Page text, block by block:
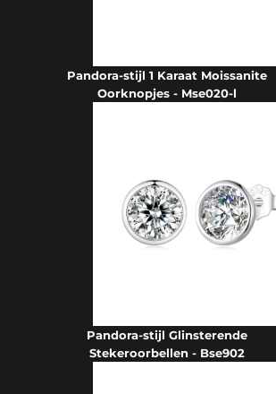
Pandora-stijl 1 Karaat Moissanite
Oorknopjes - Mse020-l
Pandora-stijl Glinsterende
Stekeroorbellen - Bse902